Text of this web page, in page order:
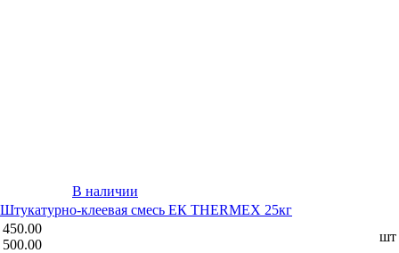
В наличии
Штукатурно-клеевая смесь ЕК THERMEX 25кг
450.00
500.00
шт